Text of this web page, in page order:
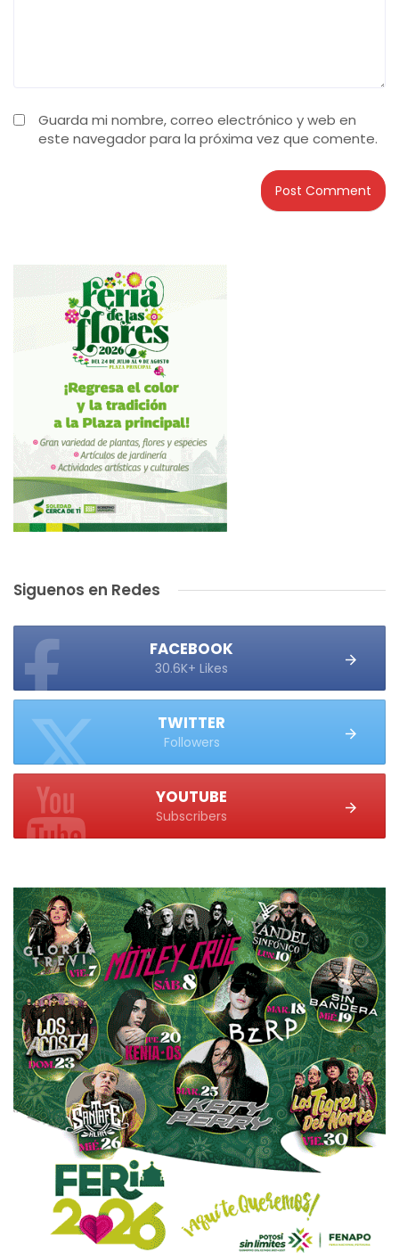
Guarda mi nombre, correo electrónico y web en
este navegador para la próxima vez que comente.
Siguenos en Redes
FACEBOOK
30.6K+ Likes
TWITTER
Followers
YOUTUBE
Subscribers